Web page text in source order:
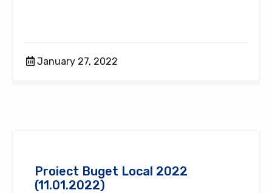
January 27, 2022
Proiect Buget Local 2022
(11.01.2022)